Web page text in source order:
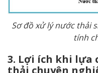
Sơ đồ xử lý nước thải
tính
3. Lợi ích khi lựa